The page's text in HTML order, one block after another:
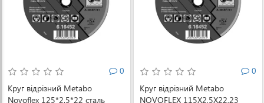
0
Круг відрізний Metabo
Novoflex 125*2.5*22 сталь
0
Круг відрізний Metabo
NOVOFLEX 115X2,5X22,23